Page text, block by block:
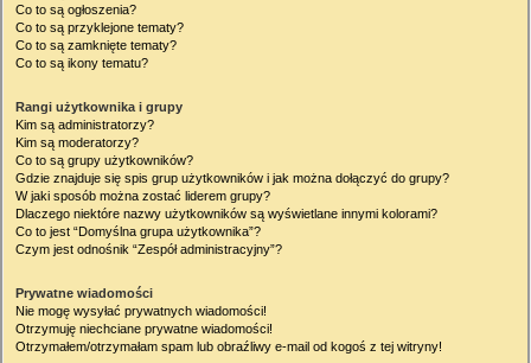
Co to są ogłoszenia?
Co to są przyklejone tematy?
Co to są zamknięte tematy?
Co to są ikony tematu?
Rangi użytkownika i grupy
Kim są administratorzy?
Kim są moderatorzy?
Co to są grupy użytkowników?
Gdzie znajduje się spis grup użytkowników i jak można dołączyć do grupy?
W jaki sposób można zostać liderem grupy?
Dlaczego niektóre nazwy użytkowników są wyświetlane innymi kolorami?
Co to jest “Domyślna grupa użytkownika”?
Czym jest odnośnik “Zespół administracyjny”?
Prywatne wiadomości
Nie mogę wysyłać prywatnych wiadomości!
Otrzymuję niechciane prywatne wiadomości!
Otrzymałem/otrzymałam spam lub obraźliwy e-mail od kogoś z tej witryny!